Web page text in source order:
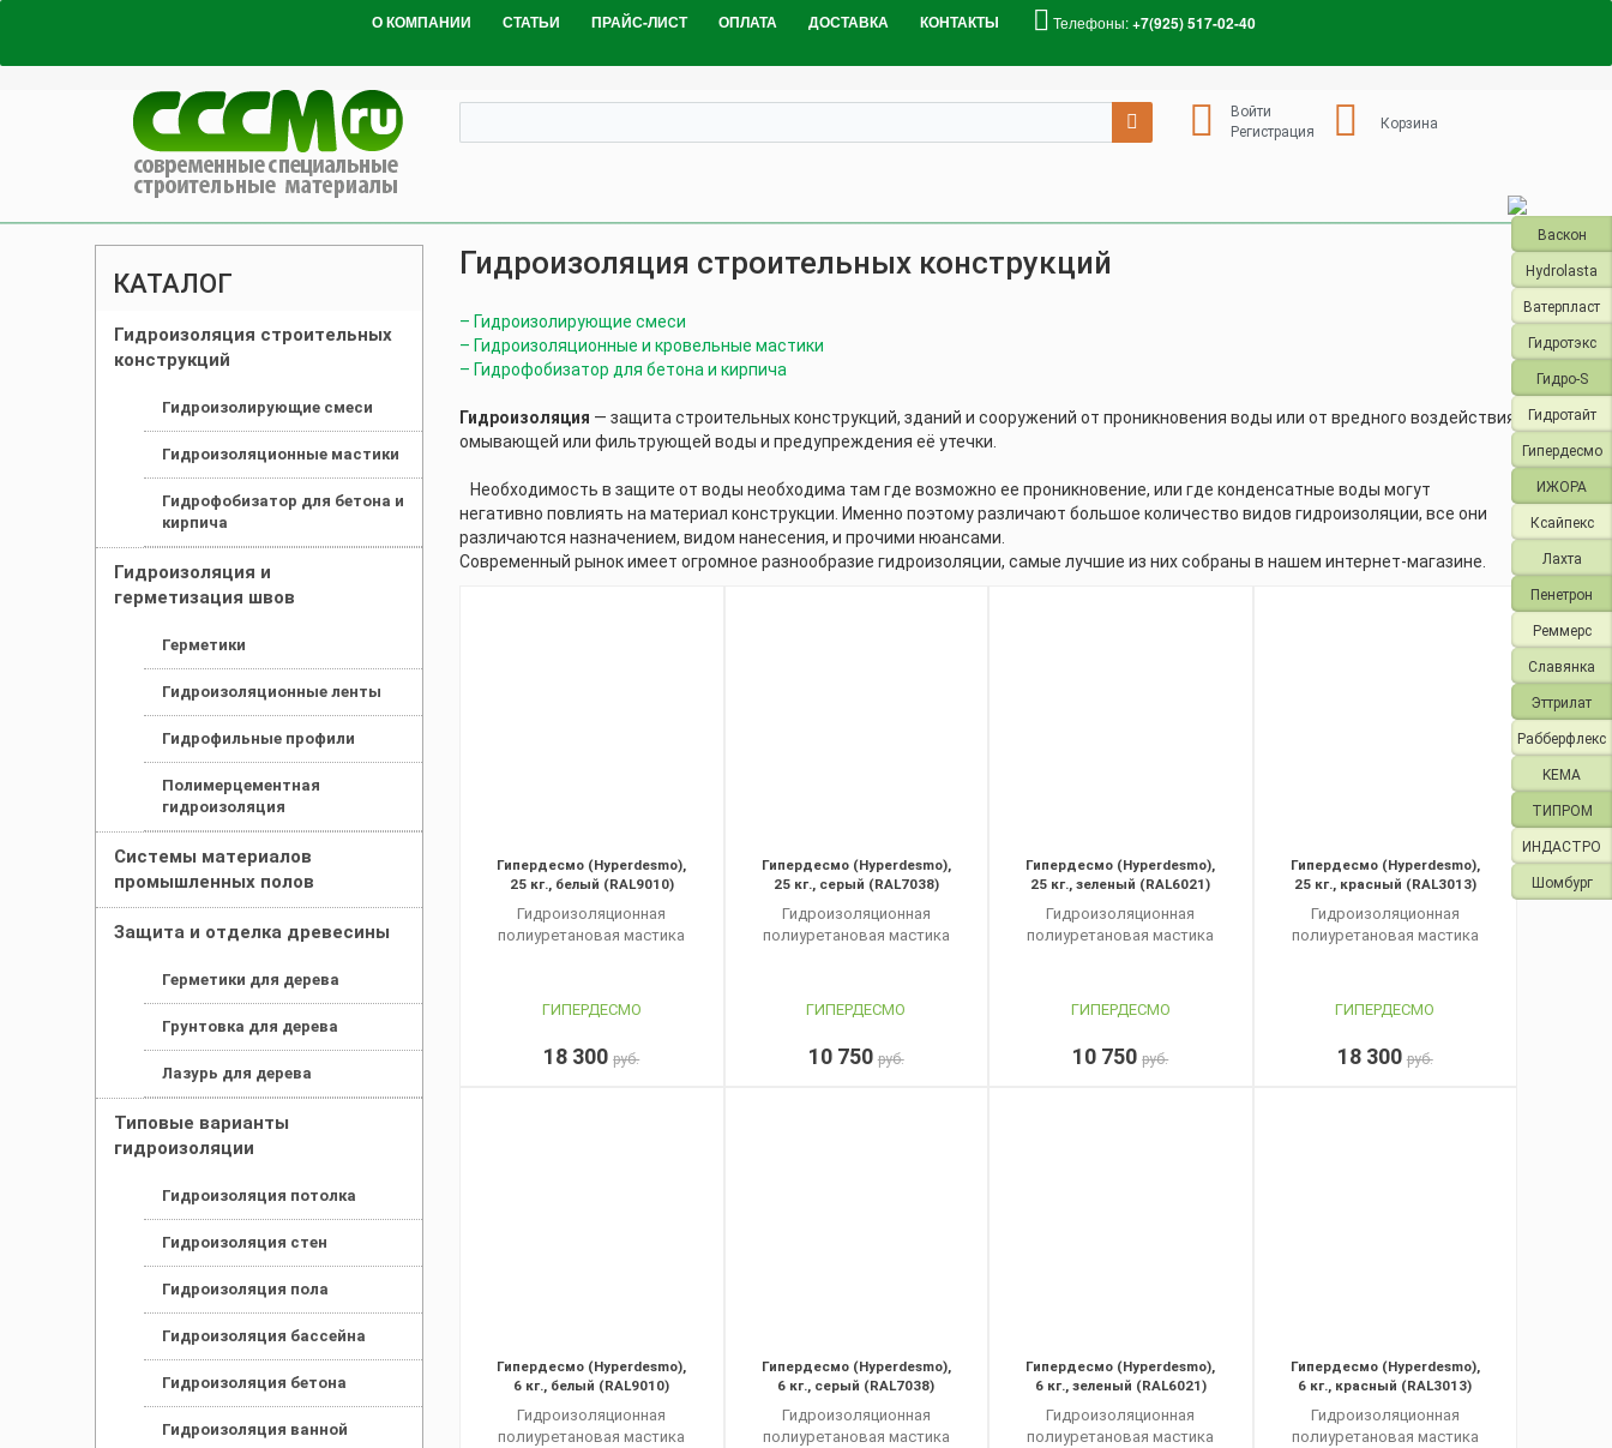
О КОМПАНИИ СТАТЬИ ПРАЙС-ЛИСТ ОПЛАТА ДОСТАВКА КОНТАКТЫ Телефоны:+7(925) 517-02-40
Войти
Регистрация
Корзина
Васкон
Hydrolasta
Ватерпласт
Гидротэкс
Гидро-S
Гидротайт
Гипердесмо
ИЖОРА
Ксайпекс
Лахта
Пенетрон
Реммерс
Славянка
Эттрилат
Рабберфлекс
KEMA
ТИПРОМ
ИНДАСТРО
Шомбург
КАТАЛОГ
Гидроизоляция строительных
конструкций
Гидроизолирующие смеси
Гидроизоляционные мастики
Гидрофобизатор для бетона и
кирпича
Гидроизоляция и
герметизация швов
Герметики
Гидроизоляционные ленты
Гидрофильные профили
Полимерцементная
гидроизоляция
Системы материалов
промышленных полов
Защита и отделка древесины
Герметики для дерева
Грунтовка для дерева
Лазурь для дерева
Типовые варианты
гидроизоляции
Гидроизоляция потолка
Гидроизоляция стен
Гидроизоляция пола
Гидроизоляция бассейна
Гидроизоляция бетона
Гидроизоляция ванной
Гидроизоляция строительных конструкций
– Гидроизолирующие смеси
– Гидроизоляционные и кровельные мастики
– Гидрофобизатор для бетона и кирпича
Гидроизоляция — защита строительных конструкций, зданий и сооружений от проникновения воды или от вредного воздействия
омывающей или фильтрующей воды и предупреждения её утечки.
Необходимость в защите от воды необходима там где возможно ее проникновение, или где конденсатные воды могут
негативно повлиять на материал конструкции. Именно поэтому различают большое количество видов гидроизоляции, все они
различаются назначением, видом нанесения, и прочими нюансами.
Современный рынок имеет огромное разнообразие гидроизоляции, самые лучшие из них собраны в нашем интернет-магазине.
Гипердесмо (Hyperdesmo),
25 кг., белый (RAL9010)
Гидроизоляционная
полиуретановая мастика
ГИПЕРДЕСМО
18 300руб.
Гипердесмо (Hyperdesmo),
25 кг., серый (RAL7038)
Гидроизоляционная
полиуретановая мастика
ГИПЕРДЕСМО
10 750 руб.
Гипердесмо (Hyperdesmo),
25 кг., зеленый (RAL6021)
Гидроизоляционная
полиуретановая мастика
ГИПЕРДЕСМО
10 750руб.
Гипердесмо (Hyperdesmo),
25 кг., красный (RAL3013)
Гидроизоляционная
полиуретановая мастика
ГИПЕРДЕСМО
18 300 руб.
Гипердесмо (Hyperdesmo),
6 кг., белый (RAL9010)
Гидроизоляционная
полиуретановая мастика
Гипердесмо (Hyperdesmo),
6 кг., серый (RAL7038)
Гидроизоляционная
полиуретановая мастика
Гипердесмо (Hyperdesmo),
6 кг., зеленый (RAL6021)
Гидроизоляционная
полиуретановая мастика
Гипердесмо (Hyperdesmo),
6 кг., красный (RAL3013)
Гидроизоляционная
полиуретановая мастика